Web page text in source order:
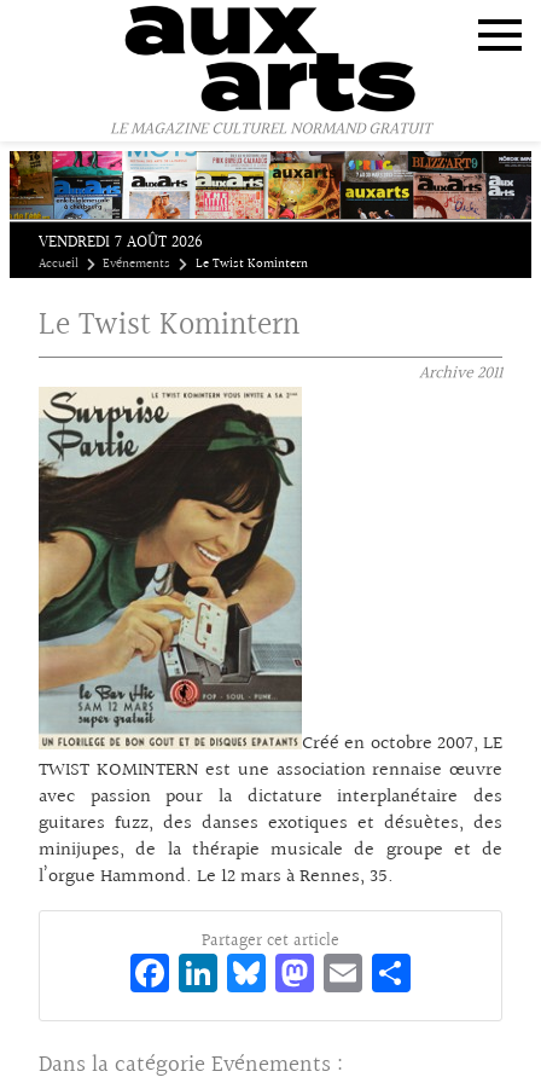
LE MAGAZINE CULTUREL NORMAND GRATUIT
VENDREDI 7 AOÛT 2026
Accueil Evénements Le Twist Komintern
Le Twist Komintern
Archive2011
Créé en octobre 2007, LE
TWIST KOMINTERN est une association rennaise œuvre
avec passion pour la dictature interplanétaire des
guitares fuzz, des danses exotiques et désuètes, des
minijupes, de la thérapie musicale de groupe et de
l’orgue Hammond. Le 12 mars à Rennes, 35.
Partager cet article
Fa
ce
bo
Li
n
ke
Bl
ue
sk
M
as
to
E
m rt
Dans la catégorie Evénements :
Panneau de gestion des cookies